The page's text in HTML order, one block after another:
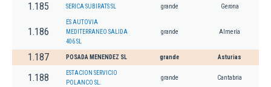
1.185 SERICA SUBIRATS SL grande Gerona
1.186
ES AUTOVIA
MEDITERRANEO SALIDA
406 SL
grande Almería
1.187 POSADA MENENDEZ SL grande Asturias
1.188
ESTACION SERVICIO
POLANCO SL.
grande Cantabria